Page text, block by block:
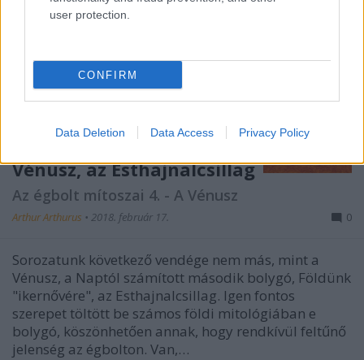
user protection.
CONFIRM
Data Deletion Data Access Privacy Policy
Vénusz, az Esthajnalcsillag
Az égbolt mítoszai 4. - A Vénusz
Arthur Arthurus • 2018. február 17. 0
Sorozatunk következő vendége nem más, mint a
Vénusz, a Naptól számított második bolygó, Földünk
"ikernővére", az Esthajnalcsillag. Igen fontos
szerepet töltött be számos földi mitológiában e
bolygó, köszönhetően annak, hogy rendkívül feltűnő
jelenség az égbolton. Van,…